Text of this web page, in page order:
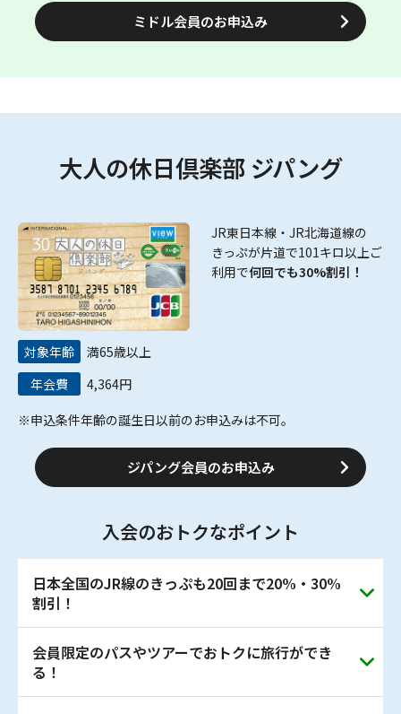
※軽減税率適用の有無にかかわらず、お買い上げ金額から
8%分を差し引いて税抜金額相当といたします。
ミドル会員のお申込み
大人の休日倶楽部 ジパング
JR東日本線・JR北海道線の
きっぷが片道で101キロ以上ご
利用で何回でも30%割引！
対象年齢
満65歳以上
年会費
4,364円
※申込条件年齢の誕生日以前のお申込みは不可。
ジパング会員のお申込み
入会のおトクなポイント
日本全国のJR線のきっぷも20回まで20%・30%
割引！
さらに「大人の休日倶楽部ジパング」会員さまに限り、日
本全国のJR線のきっぷを1～3回目は20%、4～20回目は
会員限定のパスやツアーでおトクに旅行ができ
る！